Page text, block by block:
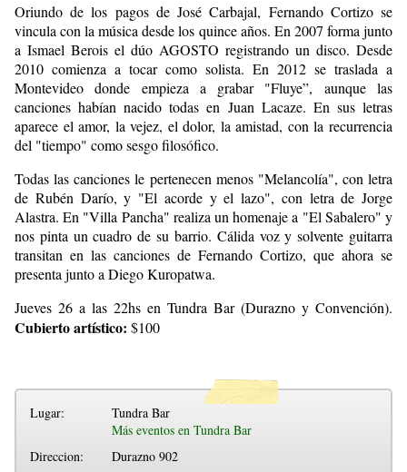
Oriundo de los pagos de José Carbajal, Fernando Cortizo se
vincula con la música desde los quince años. En 2007 forma junto
a Ismael Berois el dúo AGOSTO registrando un disco. Desde
2010 comienza a tocar como solista. En 2012 se traslada a
Montevideo donde empieza a grabar "Fluye”, aunque las
canciones habían nacido todas en Juan Lacaze. En sus letras
aparece el amor, la vejez, el dolor, la amistad, con la recurrencia
del "tiempo" como sesgo filosófico.
Todas las canciones le pertenecen menos "Melancolía", con letra
de Rubén Darío, y "El acorde y el lazo", con letra de Jorge
Alastra. En "Villa Pancha" realiza un homenaje a "El Sabalero" y
nos pinta un cuadro de su barrio. Cálida voz y solvente guitarra
transitan en las canciones de Fernando Cortizo, que ahora se
presenta junto a Diego Kuropatwa.
Jueves 26 a las 22hs en Tundra Bar (Durazno y Convención).
Cubierto artístico: $100
Lugar:
Tundra Bar
Más eventos en Tundra Bar
Direccion:
Durazno 902